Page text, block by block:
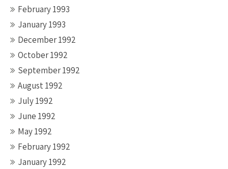
February 1993
January 1993
December 1992
October 1992
September 1992
August 1992
July 1992
June 1992
May 1992
February 1992
January 1992